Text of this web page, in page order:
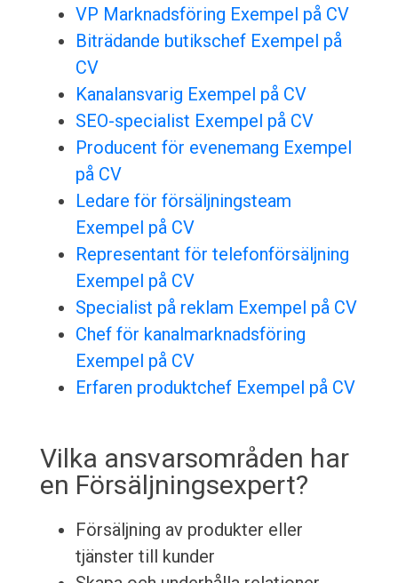
VP Marknadsföring Exempel på CV
Biträdande butikschef Exempel på
CV
Kanalansvarig Exempel på CV
SEO-specialist Exempel på CV
Producent för evenemang Exempel
på CV
Ledare för försäljningsteam
Exempel på CV
Representant för telefonförsäljning
Exempel på CV
Specialist på reklam Exempel på CV
Chef för kanalmarknadsföring
Exempel på CV
Erfaren produktchef Exempel på CV
Vilka ansvarsområden har
en Försäljningsexpert?
Försäljning av produkter eller
tjänster till kunder